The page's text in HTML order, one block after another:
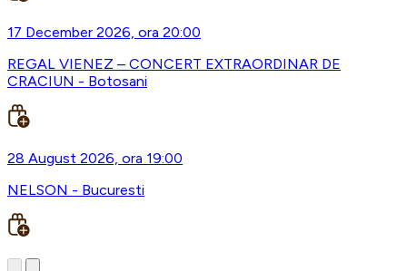
17 December 2026, ora 20:00
REGAL VIENEZ – CONCERT EXTRAORDINAR DE
CRACIUN - Botosani
28 August 2026, ora 19:00
NELSON - Bucuresti